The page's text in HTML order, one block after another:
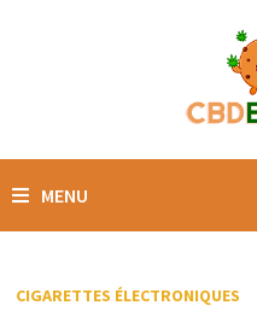
MENU
CIGARETTES ÉLECTRONIQUES